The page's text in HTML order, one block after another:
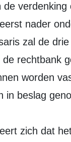
de
nader
zal de
rechtbank
worden
in beslag
zich dat